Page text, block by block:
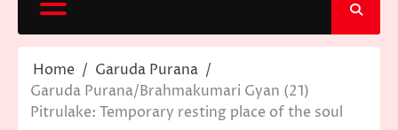
Home
Garuda Purana
Garuda Purana/Brahmakumari Gyan (21)
Pitrulake: Temporary resting place of the soul